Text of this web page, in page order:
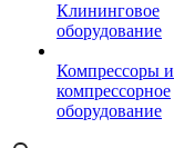
Клининговое
оборудование
Компрессоры и
компрессорное
оборудование